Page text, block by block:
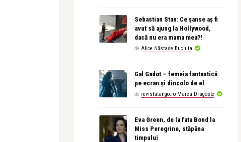
Sebastian Stan: Ce șanse aș fi
avut să ajung la Hollywood,
dacă nu era mama mea?!
de Alice Năstase Buciuta
Gal Gadot – femeia fantastică
pe ecran și dincolo de el
de revistatango.ro Marea Dragoste
Eva Green, de la fata Bond la
Miss Peregrine, stăpâna
timpului